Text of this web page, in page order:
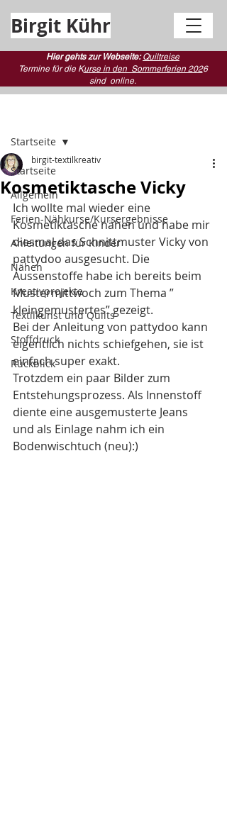
Birgit Kühr
Hier gehts zur Webseite:Quiltreise
Termine für die Kurse in den Sommerferien 2026
sind online.
Startseite
Allgemein
Ferien-Nähkurse/Kursergebnisse
Anleitungen für Kinder
Nähen
Kreativprojekte
Textilkunst und Quilts
Stoffdruck
Rückblick
Startseite
Kosmetiktasche Vicky
birgit-textilkreativ
Ich wollte mal wieder eine
Kosmetiktasche nähen und habe mir
diesmal das Schnittmuster Vicky von
pattydoo ausgesucht. Die
Aussenstoffe habe ich bereits beim
Mustermittwoch zum Thema ”
kleingemustertes” gezeigt.
Bei der Anleitung von pattydoo kann
eigentlich nichts schiefgehen, sie ist
einfach super exakt.
Trotzdem ein paar Bilder zum
Entstehungsprozess. Als Innenstoff
diente eine ausgemusterte Jeans
und als Einlage nahm ich ein
Bodenwischtuch (neu):)